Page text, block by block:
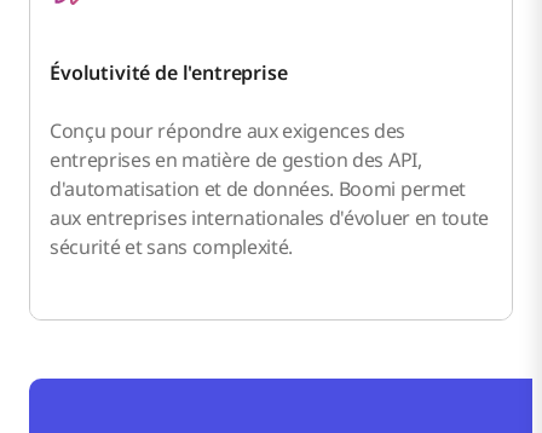
Évolutivité de l'entreprise
Conçu pour répondre aux exigences des
entreprises en matière de gestion des API,
d'automatisation et de données. Boomi permet
aux entreprises internationales d'évoluer en toute
sécurité et sans complexité.